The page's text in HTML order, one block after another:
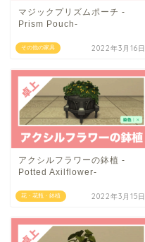
その他の家具
マジックプリズムポーチ -
Prism Pouch-
2022年3月16日
花・花瓶・鉢植
アクシルフラワーの鉢植 -
Potted Axilflower-
2022年3月15日